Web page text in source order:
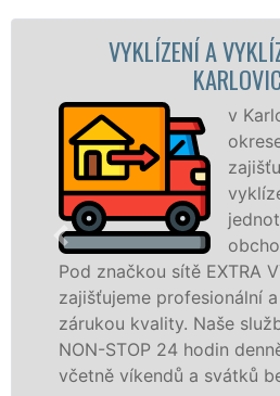
A VYKLÍZECÍ PRÁCE
v Karlovicích a celém
okrese Bruntál
zajišťujeme služby
vyklízení, a to jak pro
jednotlivce, tak pro
obchodní společnosti.
sítě EXTRA VYKLÍZENÍ
profesionální a kvalitní servis se
Naše služby poskytujeme
24 hodin denně, 7 dní v týdnu
a svátků bez příplatků.